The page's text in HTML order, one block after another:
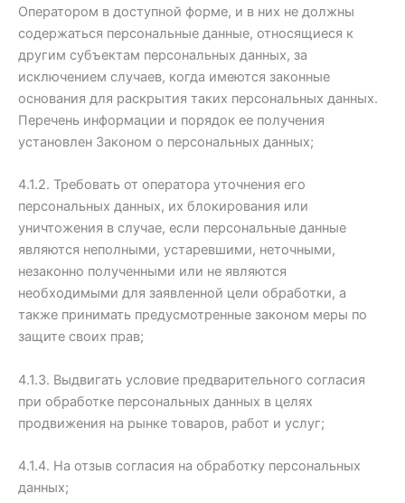
Оператором в доступной форме, и в них не должны
содержаться персональные данные, относящиеся к
другим субъектам персональных данных, за
исключением случаев, когда имеются законные
основания для раскрытия таких персональных данных.
Перечень информации и порядок ее получения
установлен Законом о персональных данных;
4.1.2. Требовать от оператора уточнения его
персональных данных, их блокирования или
уничтожения в случае, если персональные данные
являются неполными, устаревшими, неточными,
незаконно полученными или не являются
необходимыми для заявленной цели обработки, а
также принимать предусмотренные законом меры по
защите своих прав;
4.1.3. Выдвигать условие предварительного согласия
при обработке персональных данных в целях
продвижения на рынке товаров, работ и услуг;
4.1.4. На отзыв согласия на обработку персональных
данных;